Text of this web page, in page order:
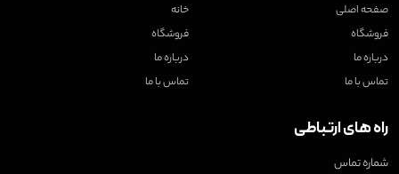
صفحه اصلی
فروشگاه
درباره ما
تماس با ما
خانه
فروشگاه
درباره ما
تماس با ما
راه های ارتباطی
شماره تماس